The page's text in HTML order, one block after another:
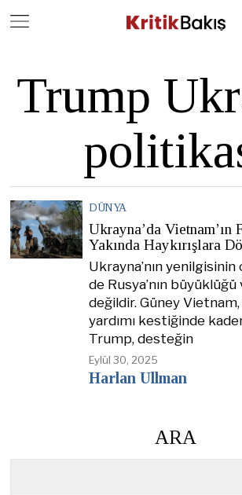
Trump
DÜNYA
Ukrayna’da Vietnam’ın
Yakında Haykırışlara
Ukrayna’nın yenilgisinin
de Rusya’nın büyüklüğü
değildir. Güney
yardımı kestiğinde
Trump, desteğin
Eylül 30, 2025
Harlan Ullman
ARA